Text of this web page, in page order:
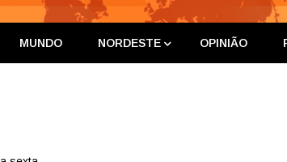
MUNDO NORDESTE OPINIÃO